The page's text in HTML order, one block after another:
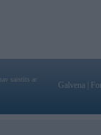
saistīts ar
Galvena